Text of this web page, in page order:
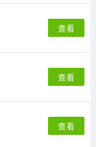
热点新闻
8款应用
查看
查看
查看